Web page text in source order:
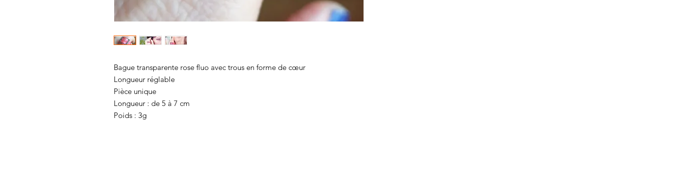
Bague transparente rose fluo avec trous en forme de cœur
Longueur réglable
Pièce unique
Longueur : de 5 à 7 cm
Poids : 3g